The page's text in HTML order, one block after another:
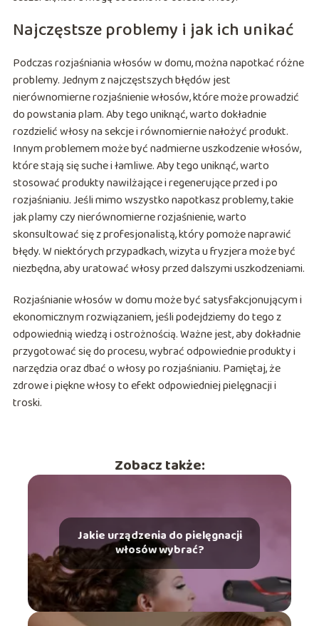
Najczęstsze problemy i jak ich unikać
Podczas rozjaśniania włosów w domu, można napotkać różne
problemy. Jednym z najczęstszych błędów jest
nierównomierne rozjaśnienie włosów, które może prowadzić
do powstania plam. Aby tego uniknąć, warto dokładnie
rozdzielić włosy na sekcje i równomiernie nałożyć produkt.
Innym problemem może być nadmierne uszkodzenie włosów,
które stają się suche i łamliwe. Aby tego uniknąć, warto
stosować produkty nawilżające i regenerujące przed i po
rozjaśnianiu. Jeśli mimo wszystko napotkasz problemy, takie
jak plamy czy nierównomierne rozjaśnienie, warto
skonsultować się z profesjonalistą, który pomoże naprawić
błędy. W niektórych przypadkach, wizyta u fryzjera może być
niezbędna, aby uratować włosy przed dalszymi uszkodzeniami.
Rozjaśnianie włosów w domu może być satysfakcjonującym i
ekonomicznym rozwiązaniem, jeśli podejdziemy do tego z
odpowiednią wiedzą i ostrożnością. Ważne jest, aby dokładnie
przygotować się do procesu, wybrać odpowiednie produkty i
narzędzia oraz dbać o włosy po rozjaśnianiu. Pamiętaj, że
zdrowe i piękne włosy to efekt odpowiedniej pielęgnacji i
troski.
Zobacz także:
Jakie urządzenia do pielęgnacji
włosów wybrać?